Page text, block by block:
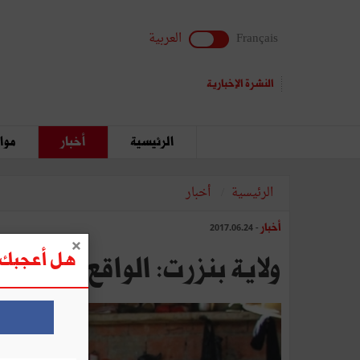
Français العربية
النشرة الإخبارية
الرئيسية أخبار
الرئيسية أخبار
أخبار - 2017.06.24
ولاية بنزرت: الواقعهل أعجبك